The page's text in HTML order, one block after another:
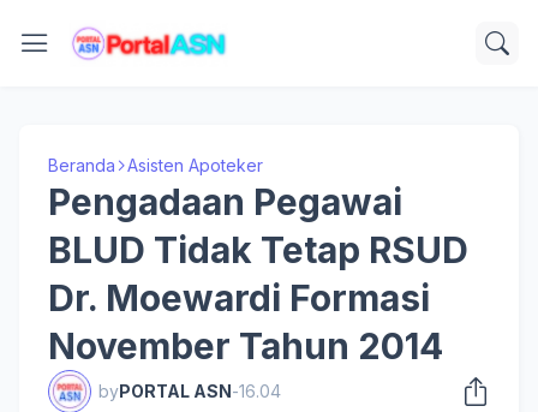
Beranda Asisten Apoteker
Pengadaan Pegawai
BLUD Tidak Tetap RSUD
Dr. Moewardi Formasi
November Tahun 2014
byPORTAL ASN-16.04